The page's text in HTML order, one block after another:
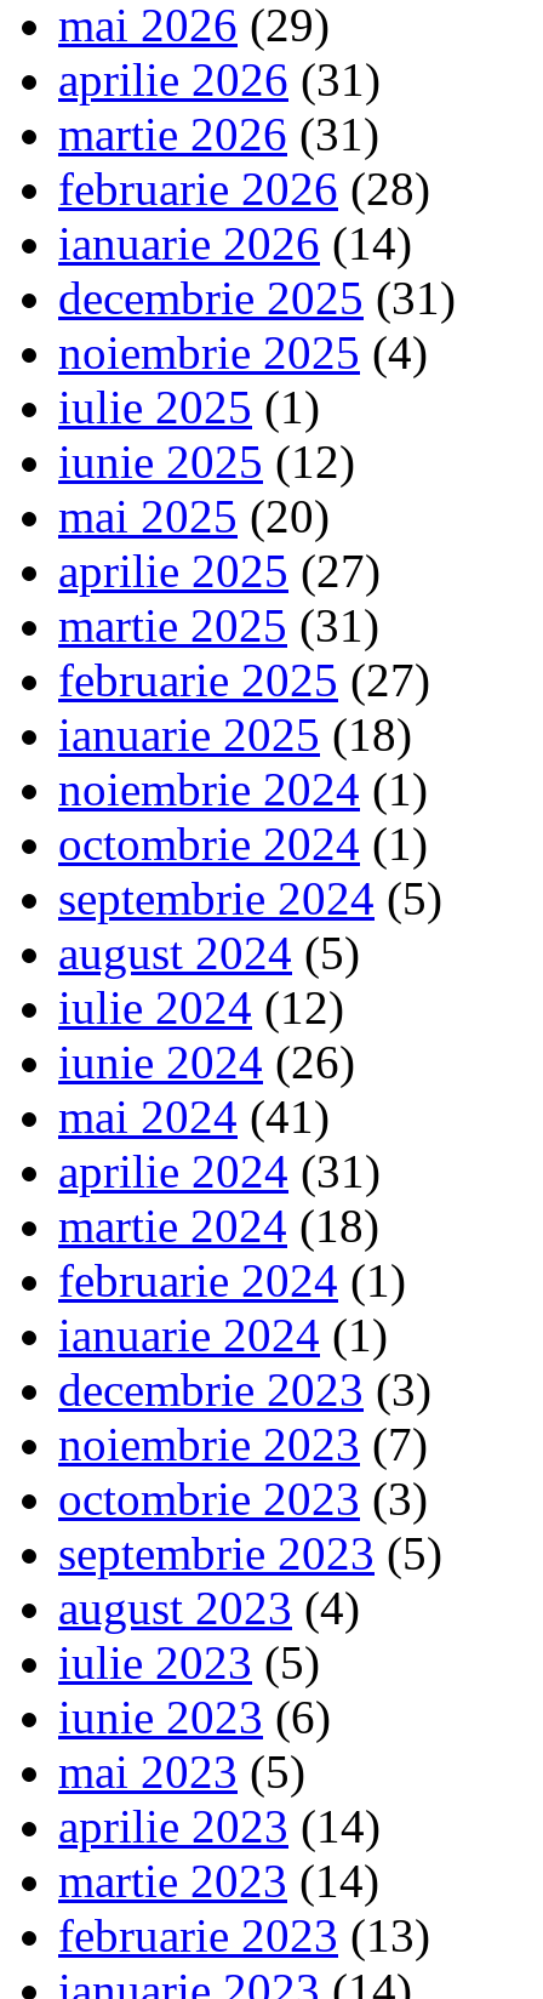
mai 2026 (29)
aprilie 2026 (31)
martie 2026 (31)
februarie 2026 (28)
ianuarie 2026 (14)
decembrie 2025 (31)
noiembrie 2025 (4)
iulie 2025 (1)
iunie 2025 (12)
mai 2025 (20)
aprilie 2025 (27)
martie 2025 (31)
februarie 2025 (27)
ianuarie 2025 (18)
noiembrie 2024 (1)
octombrie 2024 (1)
septembrie 2024 (5)
august 2024 (5)
iulie 2024 (12)
iunie 2024 (26)
mai 2024 (41)
aprilie 2024 (31)
martie 2024 (18)
februarie 2024 (1)
ianuarie 2024 (1)
decembrie 2023 (3)
noiembrie 2023 (7)
octombrie 2023 (3)
septembrie 2023 (5)
august 2023 (4)
iulie 2023 (5)
iunie 2023 (6)
mai 2023 (5)
aprilie 2023 (14)
martie 2023 (14)
februarie 2023 (13)